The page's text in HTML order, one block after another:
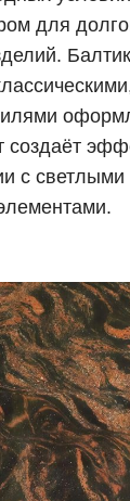
для
с светлыми